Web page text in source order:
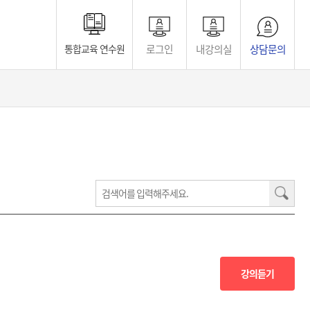
통합교육 연수원 로그인 내강의실 상담문의
강의듣기